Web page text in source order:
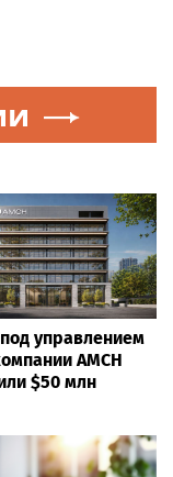
управлением
AMCH
$50 млн